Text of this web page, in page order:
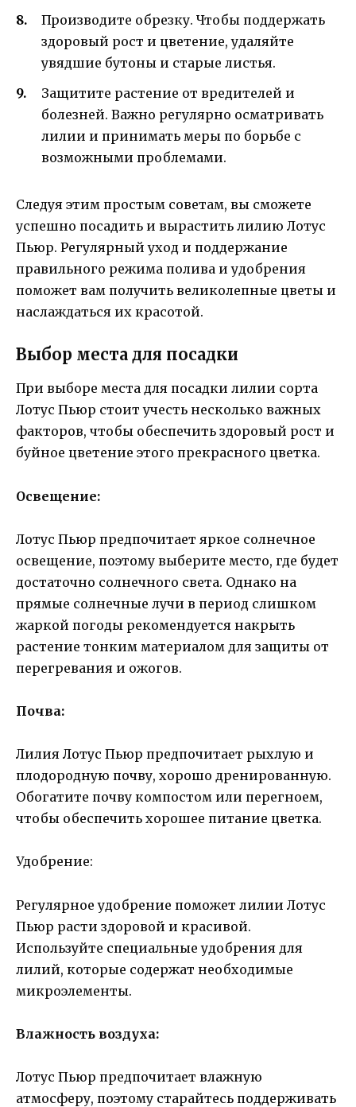
Производите обрезку. Чтобы поддержать
здоровый рост и цветение, удаляйте
увядшие бутоны и старые листья.
Защитите растение от вредителей и
болезней. Важно регулярно осматривать
лилии и принимать меры по борьбе с
возможными проблемами.
Следуя этим простым советам, вы сможете
успешно посадить и вырастить лилию Лотус
Пьюр. Регулярный уход и поддержание
правильного режима полива и удобрения
поможет вам получить великолепные цветы и
наслаждаться их красотой.
Выбор места для посадки
При выборе места для посадки лилии сорта
Лотус Пьюр стоит учесть несколько важных
факторов, чтобы обеспечить здоровый рост и
буйное цветение этого прекрасного цветка.
Освещение:
Лотус Пьюр предпочитает яркое солнечное
освещение, поэтому выберите место, где будет
достаточно солнечного света. Однако на
прямые солнечные лучи в период слишком
жаркой погоды рекомендуется накрыть
растение тонким материалом для защиты от
перегревания и ожогов.
Почва:
Лилия Лотус Пьюр предпочитает рыхлую и
плодородную почву, хорошо дренированную.
Обогатите почву компостом или перегноем,
чтобы обеспечить хорошее питание цветка.
Удобрение:
Регулярное удобрение поможет лилии Лотус
Пьюр расти здоровой и красивой.
Используйте специальные удобрения для
лилий, которые содержат необходимые
микроэлементы.
Влажность воздуха:
Лотус Пьюр предпочитает влажную
атмосферу, поэтому старайтесь поддерживать